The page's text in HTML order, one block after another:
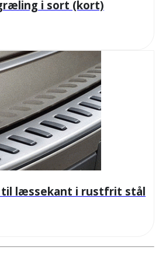
i sort (kort)
til læssekant i rustfrit stål